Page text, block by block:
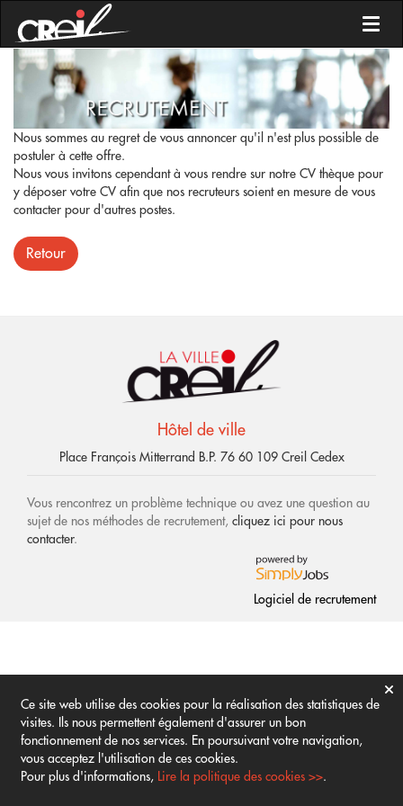
Ce site web utilise des cookies pour la réalisation des statistiques de
visites. Ils nous permettent également d'assurer un bon
fonctionnement de nos services. En poursuivant votre navigation,
vous acceptez l'utilisation de ces cookies.
Pour plus d'informations, Lire la politique des cookies >>.
Nous sommes au regret de vous annoncer qu'il n'est plus possible de
postuler à cette offre.
Nous vous invitons cependant à vous rendre sur notre CV thèque pour
y déposer votre CV afin que nos recruteurs soient en mesure de vous
contacter pour d'autres postes.
Retour
Hôtel de ville
Place François Mitterrand B.P. 76 60 109 Creil Cedex
Vous rencontrez un problème technique ou avez une question au
sujet de nos méthodes de recrutement, cliquez ici pour nous
contacter.
Logiciel de recrutement